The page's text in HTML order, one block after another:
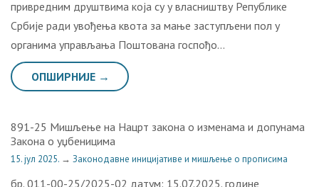
привредним друштвима која су у власништву Републике
Србије ради увођења квота за мање заступљени пол у
органима управљања Поштована госпођо…
ОПШИРНИЈЕ →
891-25 Мишљење на Нацрт закона о изменама и допунама
Закона о уџбеницима
15. јул 2025. → Законодавне иницијативе и мишљење о прописима
бр. 011-00-25/2025-02 датум: 15.07.2025. године